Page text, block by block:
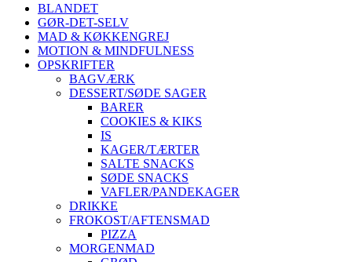
BLANDET
GØR-DET-SELV
MAD & KØKKENGREJ
MOTION & MINDFULNESS
OPSKRIFTER
BAGVÆRK
DESSERT/SØDE SAGER
BARER
COOKIES & KIKS
IS
KAGER/TÆRTER
SALTE SNACKS
SØDE SNACKS
VAFLER/PANDEKAGER
DRIKKE
FROKOST/AFTENSMAD
PIZZA
MORGENMAD